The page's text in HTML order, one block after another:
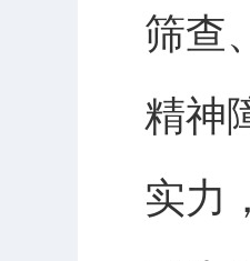
筛查
精神
实力